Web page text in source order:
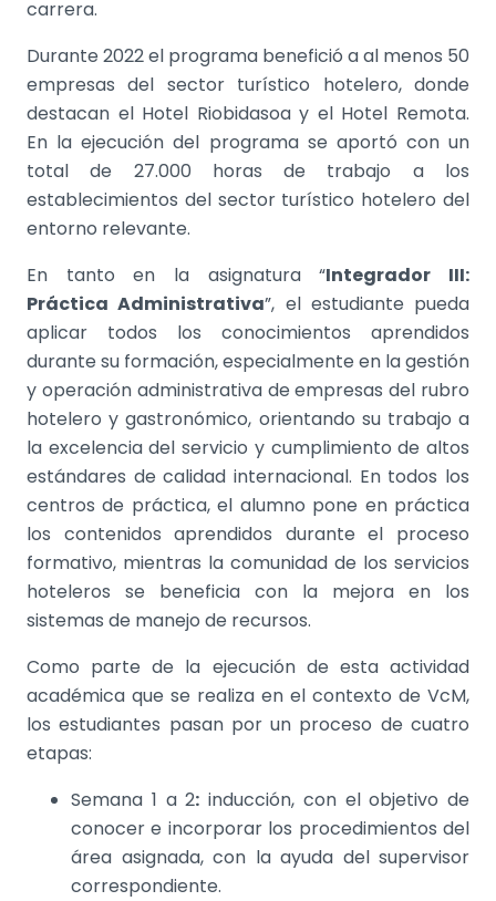
carrera.
Durante 2022 el programa benefició a al menos 50
empresas del sector turístico hotelero, donde
destacan el Hotel Riobidasoa y el Hotel Remota.
En la ejecución del programa se aportó con un
total de 27.000 horas de trabajo a los
establecimientos del sector turístico hotelero del
entorno relevante.
En tanto en la asignatura “Integrador III:
Práctica Administrativa”, el estudiante pueda
aplicar todos los conocimientos aprendidos
durante su formación, especialmente en la gestión
y operación administrativa de empresas del rubro
hotelero y gastronómico, orientando su trabajo a
la excelencia del servicio y cumplimiento de altos
estándares de calidad internacional. En todos los
centros de práctica, el alumno pone en práctica
los contenidos aprendidos durante el proceso
formativo, mientras la comunidad de los servicios
hoteleros se beneficia con la mejora en los
sistemas de manejo de recursos.
Como parte de la ejecución de esta actividad
académica que se realiza en el contexto de VcM,
los estudiantes pasan por un proceso de cuatro
etapas:
Semana 1 a 2: inducción, con el objetivo de
conocer e incorporar los procedimientos del
área asignada, con la ayuda del supervisor
correspondiente.